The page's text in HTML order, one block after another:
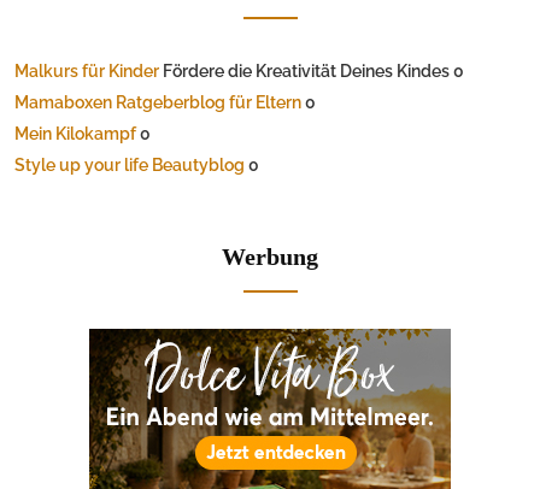
Malkurs für Kinder Fördere die Kreativität Deines Kindes 0
Mamaboxen Ratgeberblog für Eltern0
Mein Kilokampf0
Style up your life Beautyblog 0
Werbung